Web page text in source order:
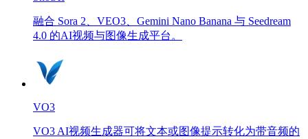
融合 Sora 2、VEO3、Gemini Nano Banana 与 Seedream
4.0 的AI视频与图像生成平台。
VO3
VO3 AI视频生成器可将文本或图像提示转化为带音频的